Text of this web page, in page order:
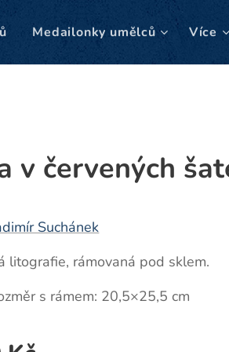
Medailonky umělců Více
v červených
Suchánek
litografie, rámovaná pod sklem.
s rámem: 20,5×25,5 cm